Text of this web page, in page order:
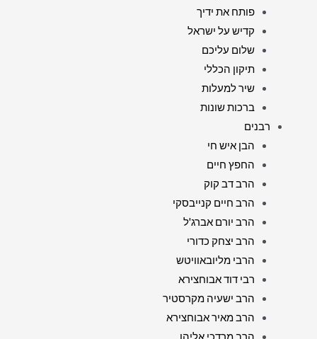
פותח את ידיך
קדיש על ישראל
שלום עליכם
תיקון הכללי
שיר למעלות
ברכות שונות
רבנים
הבן איש חי
החפץ חיים
הרב דב קוק
הרב חיים קנייבסקי
הרב יורם אברג'ל
הרב יצחק כדורי
הרבי מליובאוויטש
רבי דוד אבוחצירא
הרב ישעיה מקרסטיר
הרב מאיר אבוחצירא